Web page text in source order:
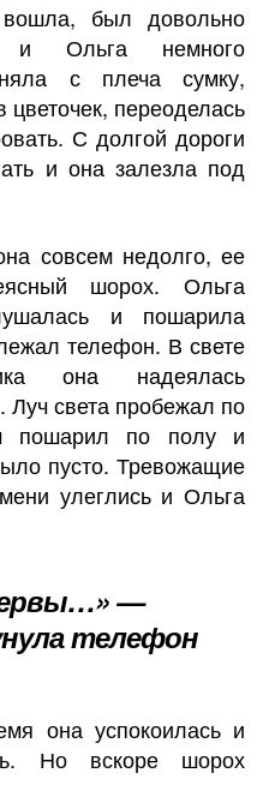
был довольно
Ольга немного
с плеча сумку,
переоделась
С долгой дороги
и она залезла под
совсем недолго, ее
шорох. Ольга
и пошарила
телефон. В свете
она надеялась
Луч света пробежал по
пошарил по полу и
пусто. Тревожащие
улеглись и Ольга
—
телефон
она успокоилась и
Но вскоре шорох